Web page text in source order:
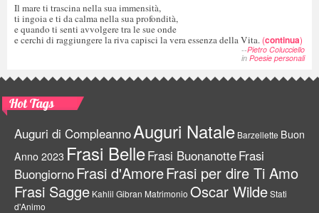
Il mare ti trascina nella sua immensità,
ti ingoia e ti da calma nella sua profondità,
e quando ti senti avvolgere tra le sue onde
e cerchi di raggiungere la riva capisci la vera essenza della Vita. (continua)
--Pietro Colucciello
in Poesie personali
Hot Tags
Auguri di CompleannoAuguri Natale Barzellette Buon
Anno 2023 Frasi BelleFrasi BuonanotteFrasi
BuongiornoFrasi d'AmoreFrasi per dire Ti Amo
Frasi Sagge Kahlil Gibran Matrimonio Oscar WildeStati
d'Animo